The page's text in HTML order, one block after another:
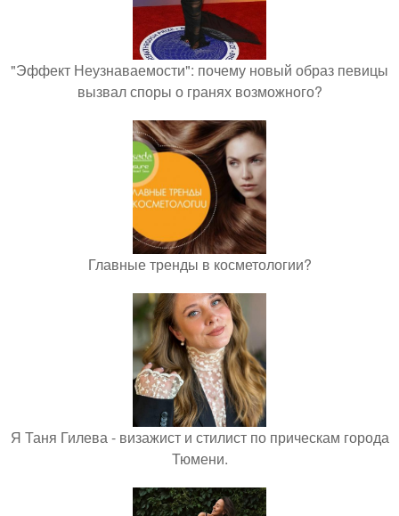
"Эффект Неузнаваемости": почему новый образ певицы
вызвал споры о гранях возможного?
Главные тренды в косметологии?
Я Таня Гилева - визажист и стилист по прическам города
Тюмени.